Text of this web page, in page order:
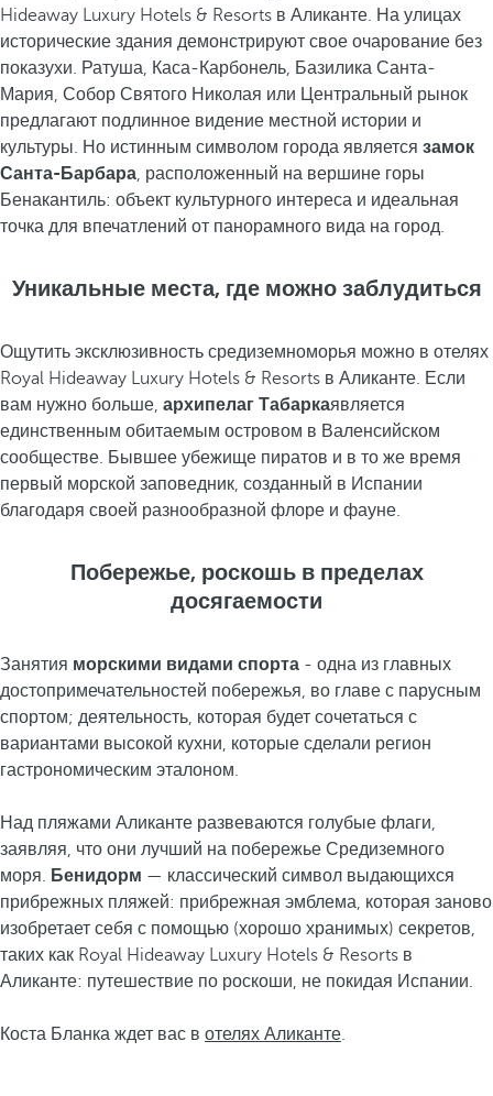
Hideaway Luxury Hotels & Resorts в Аликанте. На улицах
исторические здания демонстрируют свое очарование без
показухи. Ратуша, Каса-Карбонель, Базилика Санта-
Мария, Собор Святого Николая или Центральный рынок
предлагают подлинное видение местной истории и
культуры. Но истинным символом города является замок
Санта-Барбара, расположенный на вершине горы
Бенакантиль: объект культурного интереса и идеальная
точка для впечатлений от панорамного вида на город.
Уникальные места, где можно заблудиться
Ощутить эксклюзивность средиземноморья можно в отелях
Royal Hideaway Luxury Hotels & Resorts в Аликанте. Если
вам нужно больше, архипелаг Табаркаявляется
единственным обитаемым островом в Валенсийском
сообществе. Бывшее убежище пиратов и в то же время
первый морской заповедник, созданный в Испании
благодаря своей разнообразной флоре и фауне.
Побережье, роскошь в пределах
досягаемости
Занятия морскими видами спорта - одна из главных
достопримечательностей побережья, во главе с парусным
спортом; деятельность, которая будет сочетаться с
вариантами высокой кухни, которые сделали регион
гастрономическим эталоном.
Над пляжами Аликанте развеваются голубые флаги,
заявляя, что они лучший на побережье Средиземного
моря. Бенидорм — классический символ выдающихся
прибрежных пляжей: прибрежная эмблема, которая заново
изобретает себя с помощью (хорошо хранимых) секретов,
таких как Royal Hideaway Luxury Hotels & Resorts в
Аликанте: путешествие по роскоши, не покидая Испании.
Коста Бланка ждет вас в отелях Аликанте.